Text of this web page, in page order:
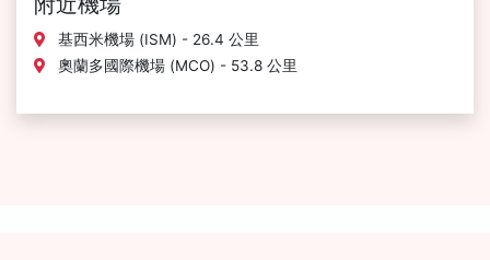
基西米機場 (ISM) - 26.4 公里
奧蘭多國際機場 (MCO) - 53.8 公里